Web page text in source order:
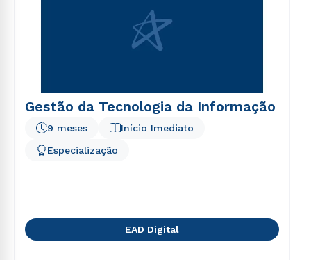
Gestão da Tecnologia da Informação
Início Imediato
9 meses
Especialização
EAD Digital